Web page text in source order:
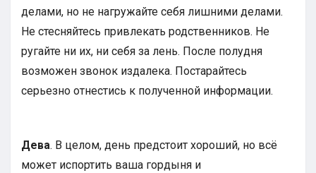
делами, но не нагружайте себя лишними делами.
Не стесняйтесь привлекать родственников. Не
ругайте ни их, ни себя за лень. После полудня
возможен звонок издалека. Постарайтесь
серьезно отнестись к полученной информации.
Дева. В целом, день предстоит хороший, но всё
может испортить ваша гордыня и